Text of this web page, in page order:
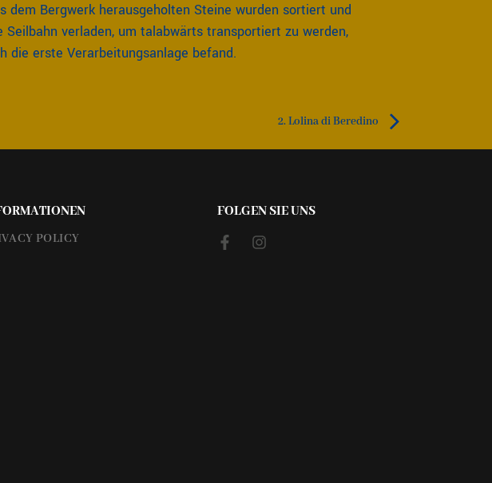
dem Bergwerk herausgeholten Steine wurden sortiert und
Seilbahn verladen, um talabwärts transportiert zu werden,
die erste Verarbeitungsanlage befand.
2. Lolina di Beredino
POLICY
FOLGEN SIE UNS